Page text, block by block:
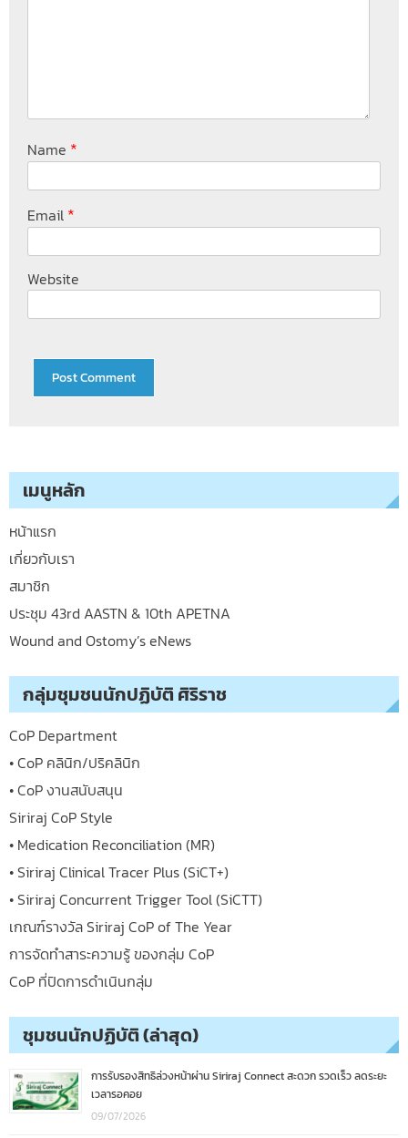
Name *
Email *
Website
เมนูหลัก
หน้าแรก
เกี่ยวกับเรา
สมาชิก
ประชุม 43rd AASTN & 10th APETNA
Wound and Ostomy’s eNews
กลุ่มชุมชนนักปฏิบัติ ศิริราช
CoP Department
• CoP คลินิก/ปริคลินิก
• CoP งานสนับสนุน
Siriraj CoP Style
• Medication Reconciliation (MR)
• Siriraj Clinical Tracer Plus (SiCT+)
• Siriraj Concurrent Trigger Tool (SiCTT)
เกณฑ์รางวัล Siriraj CoP of The Year
การจัดทำสาระความรู้ ของกลุ่ม CoP
CoP ที่ปิดการดำเนินกลุ่ม
ชุมชนนักปฏิบัติ (ล่าสุด)
การรับรองสิทธิล่วงหน้าผ่าน Siriraj Connect สะดวก รวดเร็ว ลดระยะ
เวลารอคอย
09/07/2026